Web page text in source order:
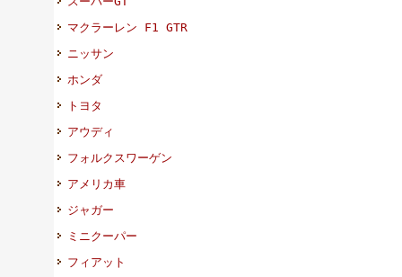
マクラーレン F1 GTR
ニッサン
ホンダ
トヨタ
アウディ
フォルクスワーゲン
アメリカ車
ジャガー
ミニクーパー
フィアット